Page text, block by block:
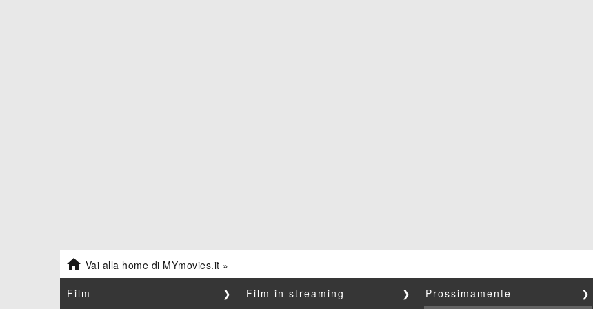
 Vai alla home di MYmovies.it »
Film ❯ Film in streaming ❯ Prossimamente ❯